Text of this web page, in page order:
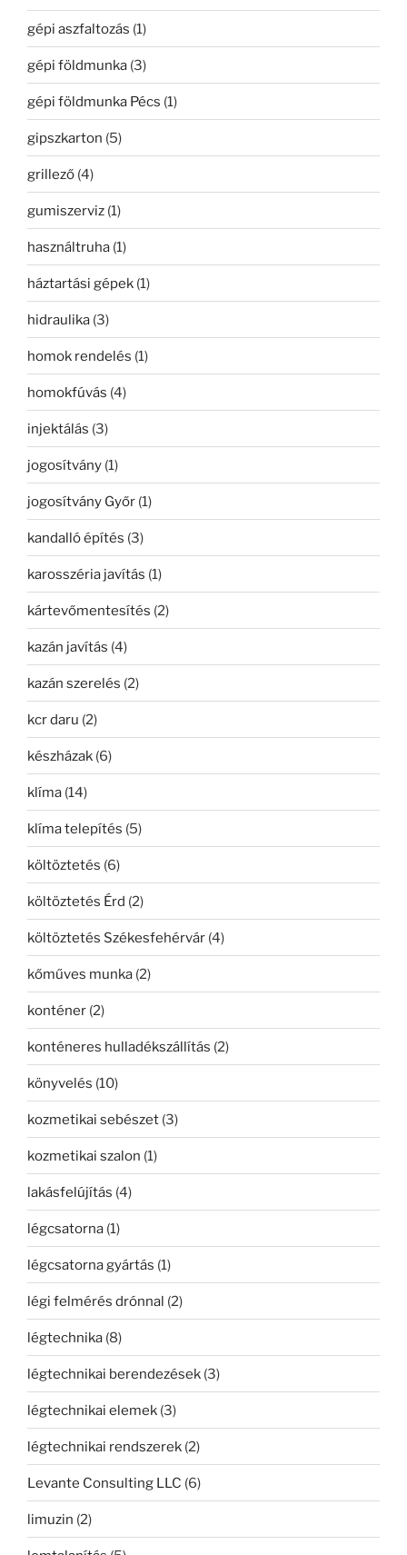
gépi aszfaltozás (1)
gépi földmunka (3)
gépi földmunka Pécs (1)
gipszkarton (5)
grillező (4)
gumiszerviz (1)
használtruha (1)
háztartási gépek (1)
hidraulika (3)
homok rendelés (1)
homokfúvás (4)
injektálás (3)
jogosítvány (1)
jogosítvány Győr (1)
kandalló építés (3)
karosszéria javítás (1)
kártevőmentesítés (2)
kazán javítás (4)
kazán szerelés (2)
kcr daru (2)
készházak (6)
klíma (14)
klíma telepítés (5)
költöztetés (6)
költöztetés Érd (2)
költöztetés Székesfehérvár (4)
kőműves munka (2)
konténer (2)
konténeres hulladékszállítás (2)
könyvelés (10)
kozmetikai sebészet (3)
kozmetikai szalon (1)
lakásfelújítás (4)
légcsatorna (1)
légcsatorna gyártás (1)
légi felmérés drónnal (2)
légtechnika (8)
légtechnikai berendezések (3)
légtechnikai elemek (3)
légtechnikai rendszerek (2)
Levante Consulting LLC (6)
limuzin (2)